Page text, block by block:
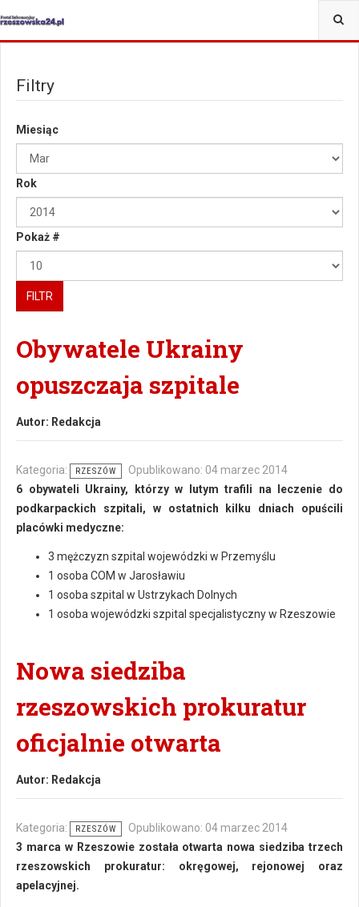
Filtry
Miesiąc
Rok
Pokaż #
FILTR
Obywatele Ukrainy
opuszczaja szpitale
Autor: Redakcja
Kategoria: RZESZÓW
Opublikowano: 04 marzec 2014
6 obywateli Ukrainy, którzy w lutym trafili na leczenie do
podkarpackich szpitali, w ostatnich kilku dniach opuścili
placówki medyczne:
3 mężczyzn szpital wojewódzki w Przemyślu
1 osoba COM w Jarosławiu
1 osoba szpital w Ustrzykach Dolnych
1 osoba wojewódzki szpital specjalistyczny w Rzeszowie
Nowa siedziba
rzeszowskich prokuratur
oficjalnie otwarta
Autor: Redakcja
Kategoria: RZESZÓW
Opublikowano: 04 marzec 2014
3 marca w Rzeszowie została otwarta nowa siedziba trzech
rzeszowskich prokuratur: okręgowej, rejonowej oraz
apelacyjnej.